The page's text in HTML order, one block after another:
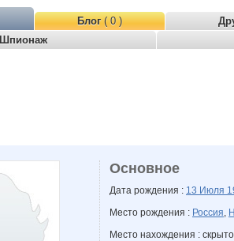
Блог( 0 )
Шпионаж
Основное
Дата рождения : 13 Июля
Место рождения : Россия,
Место нахождения : скрыто